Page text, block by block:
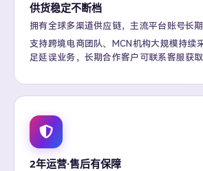
供货稳定不断档
拥有全球多渠道供应链，主流平台账号长期
支持跨境电商团队、MCN机构大规模持续
足延误业务，长期合作客户可联系客服获取
2年运营·售后有保障